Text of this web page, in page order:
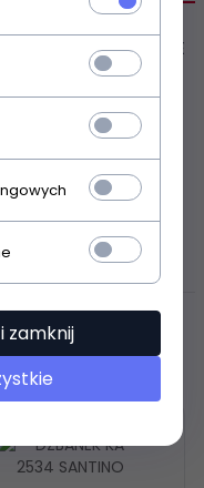
ProfiCook PC AE
do modeli
produktu nie
zamienna NIE
zamknij